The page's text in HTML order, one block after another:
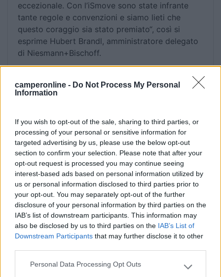
camperonline - Do Not Process My Personal
Information
If you wish to opt-out of the sale, sharing to third parties, or
processing of your personal or sensitive information for
targeted advertising by us, please use the below opt-out
section to confirm your selection. Please note that after your
opt-out request is processed you may continue seeing
interest-based ads based on personal information utilized by
us or personal information disclosed to third parties prior to
your opt-out. You may separately opt-out of the further
disclosure of your personal information by third parties on the
IAB’s list of downstream participants. This information may
also be disclosed by us to third parties on the IAB’s List of
Downstream Participants that may further disclose it to other
Please note that this website/app uses one or more Google
Personal Data Processing Opt Outs
eccezionale. Con l’iSmove sono state infrante
tante regole e convenzioni e siamo lieti che
questo coraggio sia stato premiato“, così si
esprime Hubert Brandl, amministratore delegato
di Niesmann+Bischoff.